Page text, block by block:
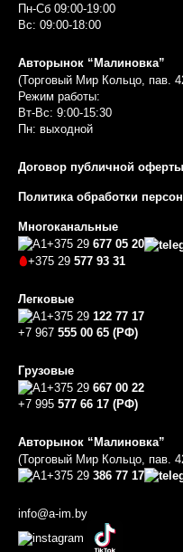
Пн-Сб 09:00-19:00
Вс: 09:00-18:00
Авторынок “Малиновка”
(Торговый Мир Кольцо, пав.
Режим работы:
Вт-Вс: 9:00-15:30
Пн: выходной
Договор публичной оферты
Политика обработки
Многоканальные
+375 29 677 05 20
+375 29 577 93 31
Легковые
+375 29 122 77 17
+7 967 555 00 65 (РФ)
Грузовые
+375 29 667 00 22
+7 995 577 66 17 (РФ)
Авторынок “Малиновка”
(Торговый Мир Кольцо, пав.
+375 29 386 77 17
info@a-im.by